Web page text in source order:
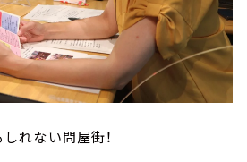
れない問屋街！